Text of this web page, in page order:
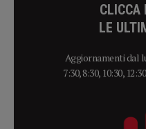
CLICCA
LE
Aggiornamenti dal
7:30, 8:30, 10:30,